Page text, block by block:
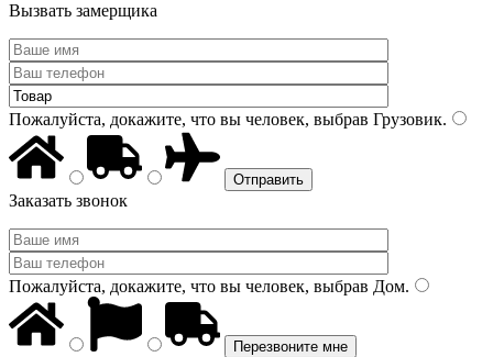
Вызвать замерщика
Пожалуйста, докажите, что вы человек, выбрав Грузовик.
Заказать звонок
Пожалуйста, докажите, что вы человек, выбрав Дом.